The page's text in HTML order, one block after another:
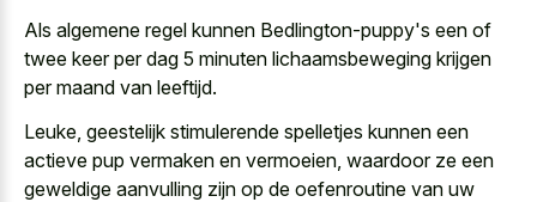
Als algemene regel kunnen Bedlington-puppy's een of
twee keer per dag 5 minuten lichaamsbeweging krijgen
per maand van leeftijd.
Leuke, geestelijk stimulerende spelletjes kunnen een
actieve pup vermaken en vermoeien, waardoor ze een
geweldige aanvulling zijn op de oefenroutine van uw